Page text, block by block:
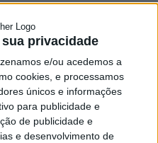
privacidade
e/ou acedemos a
cookies, e processamos
únicos e informações
para publicidade e
de publicidade e
e desenvolvimento de
desempenha funções
do ministro das
deputado municipal
de Viseu e não é a
do município.